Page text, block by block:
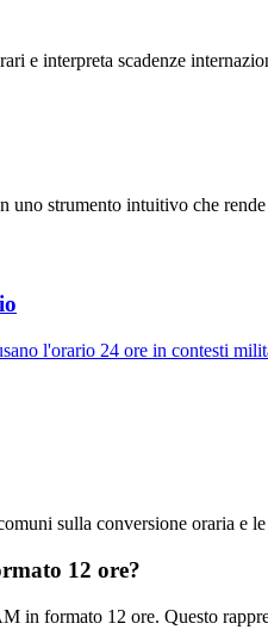
e interpreta scadenze
uno strumento intuitivo che
l'orario 24 ore in contesti
sulla conversione oraria e
12 ore?
in formato 12 ore. Questo